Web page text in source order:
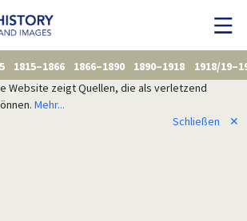
1815–1866 1866–1890 1890–1918
1918/
Website zeigt Quellen, die als verletzend
Mehr...
Schließen
✕